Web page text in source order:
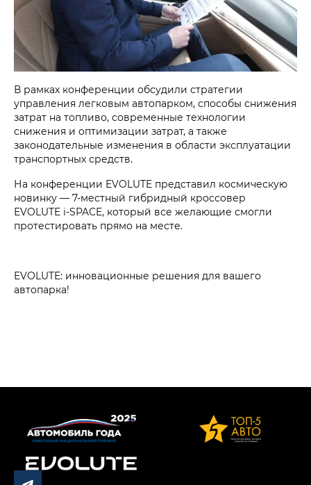
В рамках конференции обсудили стратегии
управления легковым автопарком, способы снижения
затрат на топливо, современные технологии
снижения и оптимизации затрат, а также
законодательные изменения в области эксплуатации
транспортных средств.
На конференции EVOLUTE представил космическую
новинку — 7-местный гибридный кроссовер
EVOLUTE i‑SPACE, который все желающие смогли
протестировать прямо на месте.
EVOLUTE: инновационные решения для вашего
автопарка!